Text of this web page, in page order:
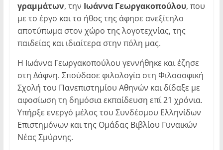
γραμμάτων, την Ιωάννα Γεωργακοπούλου, που
με το έργο και το ήθος της άφησε ανεξίτηλο
αποτύπωμα στον χώρο της λογοτεχνίας, της
παιδείας και ιδιαίτερα στην πόλη μας.
Η Ιωάννα Γεωργακοπούλου γεννήθηκε και έζησε
στη Δάφνη. Σπούδασε φιλολογία στη Φιλοσοφική
Σχολή του Πανεπιστημίου Αθηνών και δίδαξε με
αφοσίωση τη δημόσια εκπαίδευση επί 21 χρόνια.
Υπήρξε ενεργό μέλος του Συνδέσμου Ελληνίδων
Επιστημόνων και της Ομάδας Βιβλίου Γυναικών
Νέας Σμύρνης.